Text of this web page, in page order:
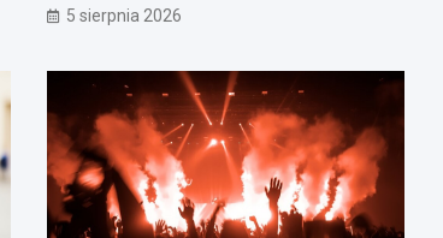
5 sierpnia 2026